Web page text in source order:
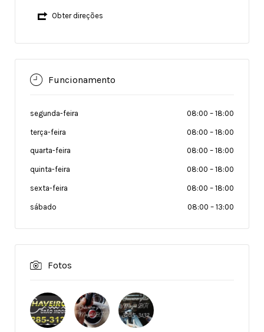
Obter direções
Funcionamento
segunda-feira 08:00 – 18:00
terça-feira 08:00 – 18:00
quarta-feira 08:00 – 18:00
quinta-feira 08:00 – 18:00
sexta-feira 08:00 – 18:00
sábado 08:00 – 13:00
Fotos